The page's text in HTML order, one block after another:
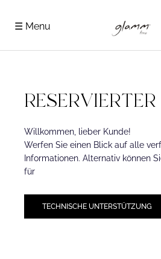
☰ Menu
Willkommen, lieber Kunde!
Werfen Sie einen Blick auf alle
Informationen. Alternativ können
für
TECHNISCHE UNTERSTÜTZUNG